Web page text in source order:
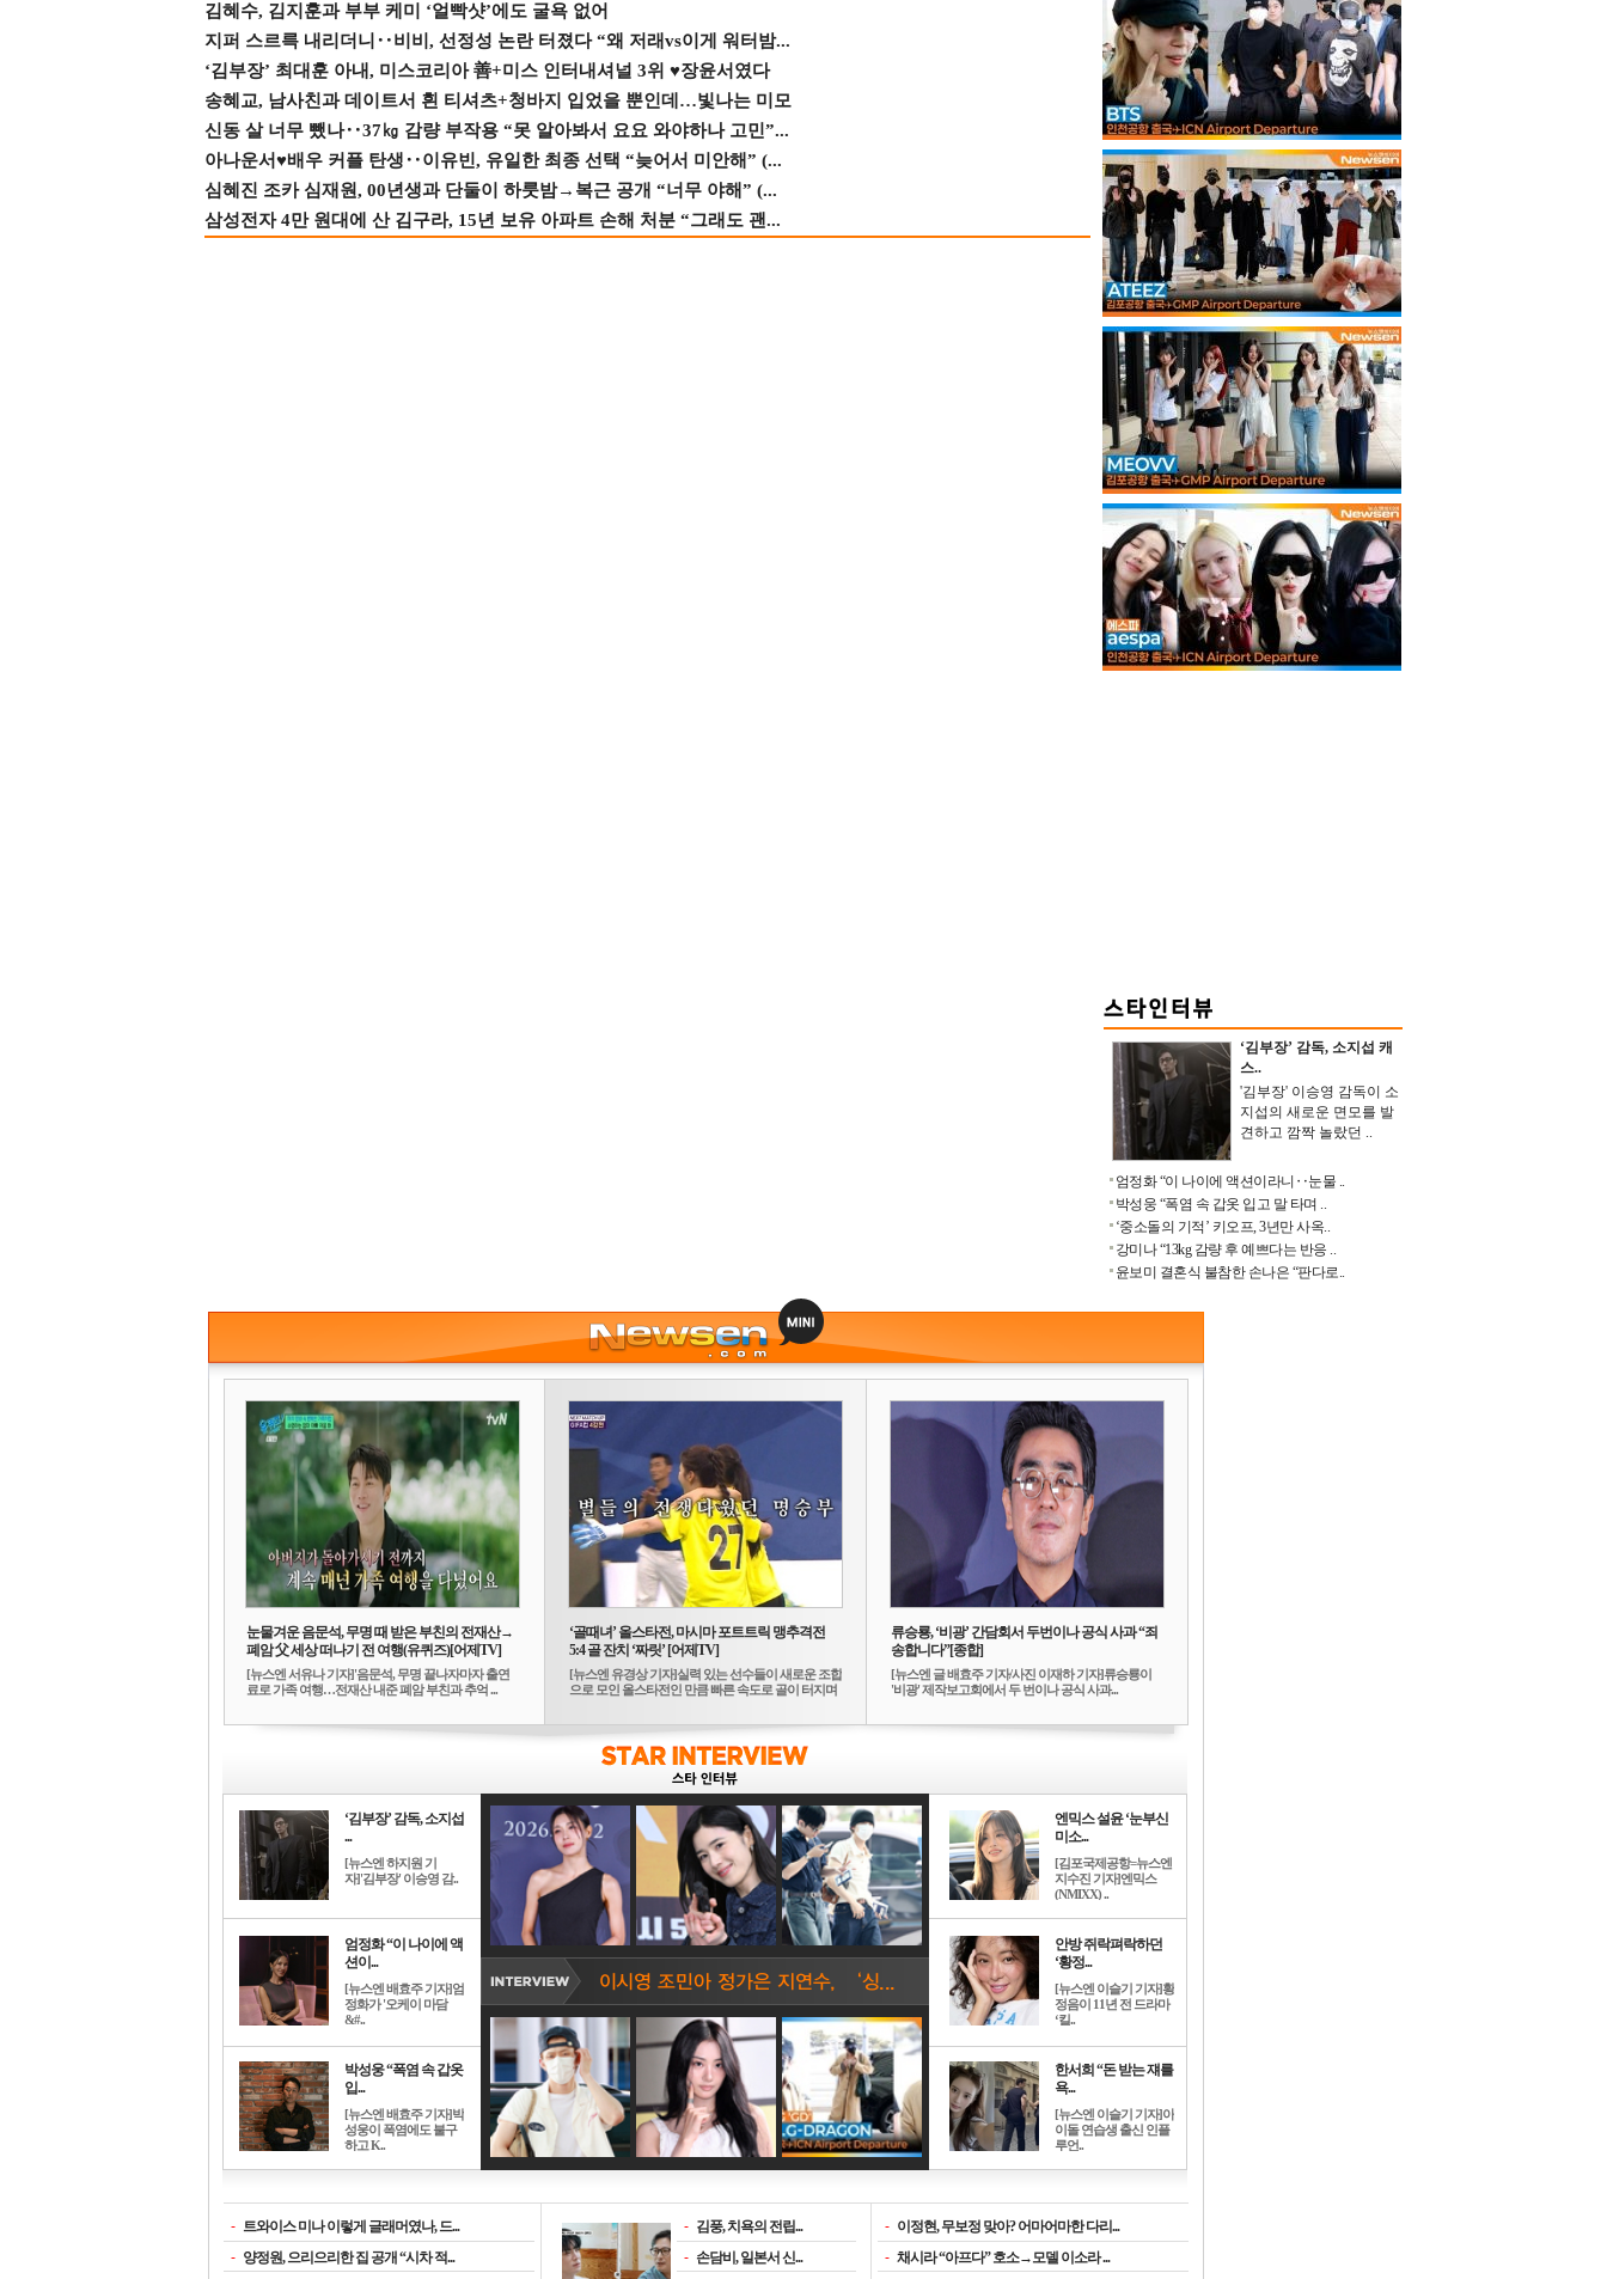
김혜수, 김지훈과 부부 케미 ‘얼빡샷’에도 굴욕 없어
지퍼 스르륵 내리더니‥비비, 선정성 논란 터졌다 “왜 저래vs이게 워터밤...
‘김부장’ 최대훈 아내, 미스코리아 善+미스 인터내셔널 3위 ♥장윤서였다
송혜교, 남사친과 데이트서 흰 티셔츠+청바지 입었을 뿐인데…빛나는 미모
신동 살 너무 뺐나‥37㎏ 감량 부작용 “못 알아봐서 요요 와야하나 고민”...
아나운서♥배우 커플 탄생‥이유빈, 유일한 최종 선택 “늦어서 미안해” (...
심혜진 조카 심재원, 00년생과 단둘이 하룻밤→복근 공개 “너무 야해” (...
삼성전자 4만 원대에 산 김구라, 15년 보유 아파트 손해 처분 “그래도 괜...
‘김부장’ 감독, 소지섭 캐
스..
'김부장' 이승영 감독이 소
지섭의 새로운 면모를 발
견하고 깜짝 놀랐던 ..
엄정화 “이 나이에 액션이라니‥눈물 ..
박성웅 “폭염 속 갑옷 입고 말 타며 ..
‘중소돌의 기적’ 키오프, 3년만 사옥..
강미나 “13kg 감량 후 예쁘다는 반응 ..
윤보미 결혼식 불참한 손나은 “판다로..
눈물겨운 음문석, 무명 때 받은 부친의 전재산→
폐암 父 세상 떠나기 전 여행(유퀴즈)[어제TV]
[뉴스엔 서유나 기자]'음문석, 무명 끝나자마자 출연
료로 가족 여행…전재산 내준 폐암 부친과 추억 ...
‘골때녀’ 올스타전, 마시마 포트트릭 맹추격전
5:4 골 잔치 ‘짜릿’ [어제TV]
[뉴스엔 유경상 기자]실력 있는 선수들이 새로운 조합
으로 모인 올스타전인 만큼 빠른 속도로 골이 터지며
류승룡, ‘비광’ 간담회서 두번이나 공식 사과 “죄
송합니다”[종합]
[뉴스엔 글 배효주 기자/사진 이재하 기자]류승룡이
'비광' 제작보고회에서 두 번이나 공식 사과...
‘김부장’ 감독, 소지섭
...
[뉴스엔 하지원 기
자]'김부장' 이승영 감..
엄정화 “이 나이에 액
션이...
[뉴스엔 배효주 기자]엄
정화가 '오케이 마담
&#..
박성웅 “폭염 속 갑옷
입...
[뉴스엔 배효주 기자]박
성웅이 폭염에도 불구
하고 K..
엔믹스 설윤 ‘눈부신
미소...
[김포국제공항=뉴스엔
지수진 기자]엔믹스
(NMIXX) ..
안방 쥐락펴락하던
‘황정...
[뉴스엔 이슬기 기자]황
정음이 11년 전 드라마
‘킬..
한서희 “돈 받는 쟤를
욕...
[뉴스엔 이슬기 기자]아
이돌 연습생 출신 인플
루언..
- 트와이스 미나 이렇게 글래머였나, 드...
- 양정원, 으리으리한 집 공개 “시차 적...
- 김풍, 치욕의 전립...
- 손담비, 일본서 신...
- 이정현, 무보정 맞아? 어마어마한 다리...
- 채시라 “아프다” 호소→모델 이소라 ...